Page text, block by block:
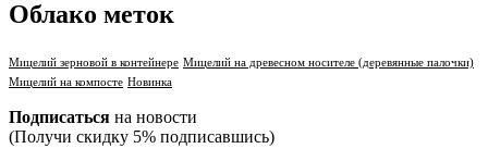
Облако меток
Мицелий зерновой в контейнере Мицелий на древесном носителе (деревянные палочки)
Мицелий на компосте Новинка
Подписаться на новости
(Получи скидку 5% подписавшись)